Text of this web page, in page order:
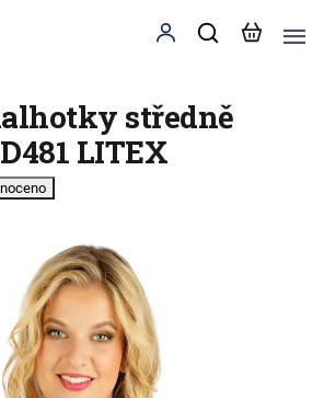
středně
LITEX